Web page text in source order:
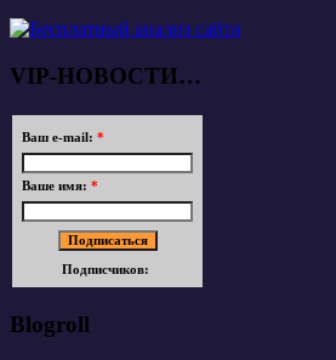
VIP-НОВОСТИ…
Ваш e-mail: *
Ваше имя: *
Подписчиков:
Blogroll